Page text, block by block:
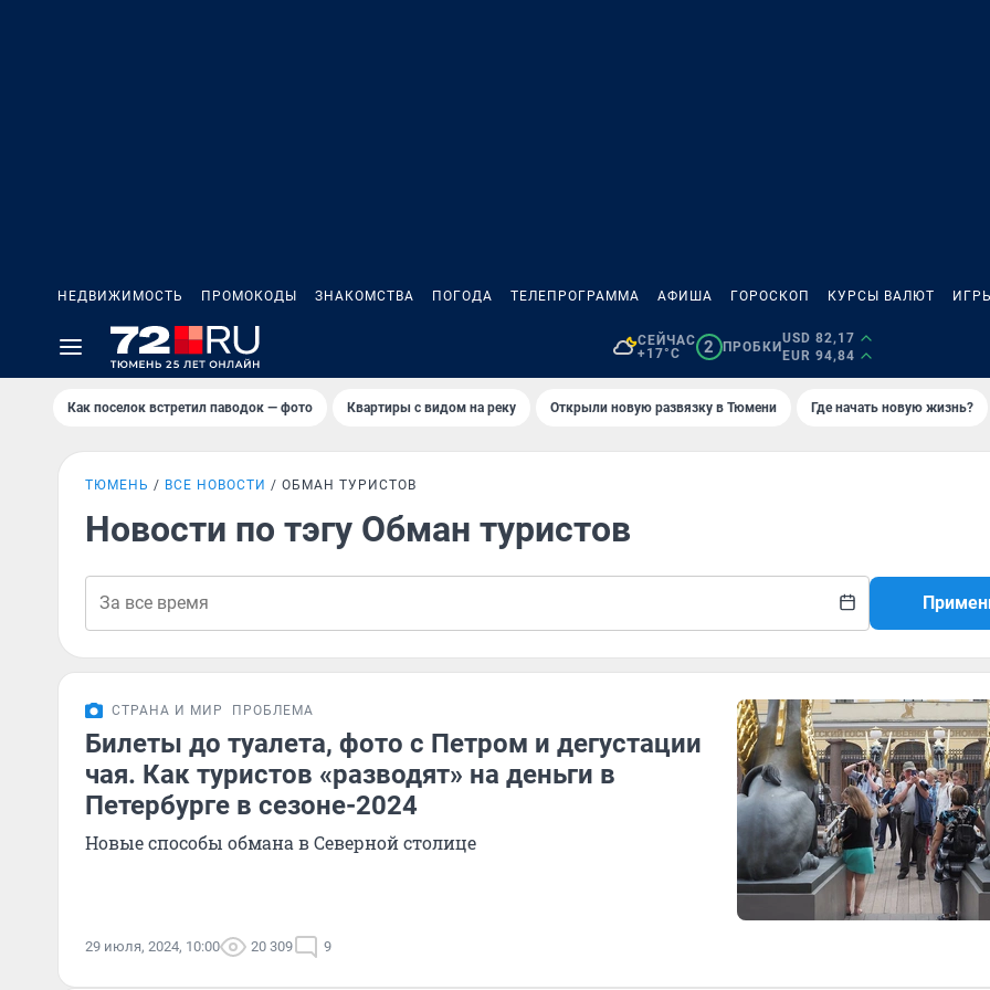
НЕДВИЖИМОСТЬ ПРОМОКОДЫ ЗНАКОМСТВА ПОГОДА ТЕЛЕПРОГРАММА АФИША ГОРОСКОП КУРСЫ ВАЛЮТ
СЕЙЧАС
+17°C
2 ПРОБКИ
USD 82,17
EUR 94,84
Как поселок встретил паводок — фото Квартиры с видом на реку Открыли новую развязку в Тюмени Где начать новую жизнь?
ТЮМЕНЬ ВСЕ НОВОСТИ ОБМАН ТУРИСТОВ
Новости по тэгу Обман туристов
СТРАНА И МИР ПРОБЛЕМА
Билеты до туалета, фото с Петром и дегустации
чая. Как туристов «разводят» на деньги в
Петербурге в сезоне-2024
Новые способы обмана в Северной столице
29 июля, 2024, 10:00 20 309 9